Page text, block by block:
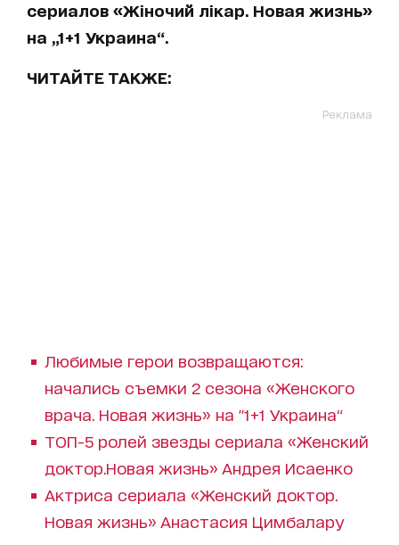
сериалов «Жіночий лікар. Новая жизнь»
на „1+1 Украина“.
ЧИТАЙТЕ ТАКЖЕ:
Реклама
Любимые герои возвращаются:
начались съемки 2 сезона «Женского
врача. Новая жизнь» на "1+1 Украина“
ТОП-5 ролей звезды сериала «Женский
доктор.Новая жизнь» Андрея Исаенко
Актриса сериала «Женский доктор.
Новая жизнь» Анастасия Цимбалару